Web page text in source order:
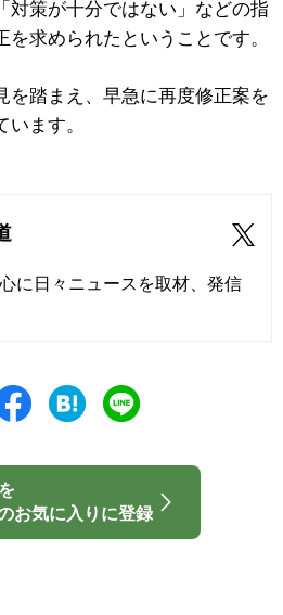
対策が十分ではない」などの指
求められたということです。
踏まえ、早急に再度修正案を
ます。
に日々ニュースを取材、発信
お気に入りに登録